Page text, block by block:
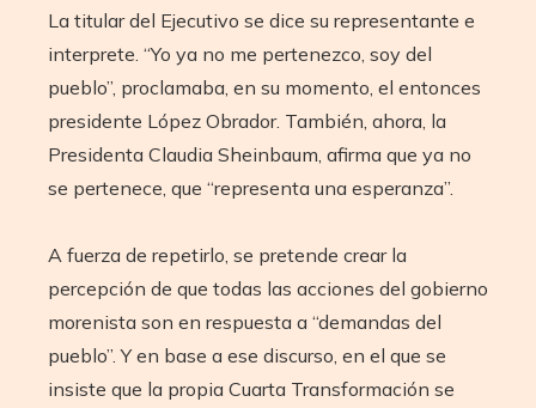
La titular del Ejecutivo se dice su representante e
interprete. “Yo ya no me pertenezco, soy del
pueblo”, proclamaba, en su momento, el entonces
presidente López Obrador. También, ahora, la
Presidenta Claudia Sheinbaum, afirma que ya no
se pertenece, que “representa una esperanza”.
A fuerza de repetirlo, se pretende crear la
percepción de que todas las acciones del gobierno
morenista son en respuesta a “demandas del
pueblo”. Y en base a ese discurso, en el que se
insiste que la propia Cuarta Transformación se